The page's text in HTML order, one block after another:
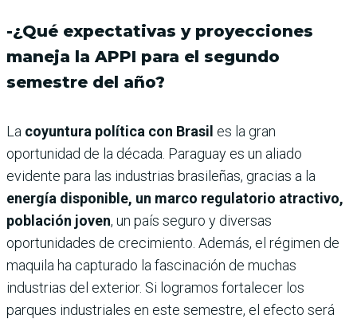
-¿Qué expectativas y proyecciones
maneja la APPI para el segundo
semestre del año?
La coyuntura política con Brasil es la gran
oportunidad de la década. Paraguay es un aliado
evidente para las industrias brasileñas, gracias a la
energía disponible, un marco regulatorio atractivo,
población joven, un país seguro y diversas
oportunidades de crecimiento. Además, el régimen de
maquila ha capturado la fascinación de muchas
industrias del exterior. Si logramos fortalecer los
parques industriales en este semestre, el efecto será